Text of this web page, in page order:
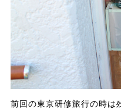
前回の東京研修旅行の時は